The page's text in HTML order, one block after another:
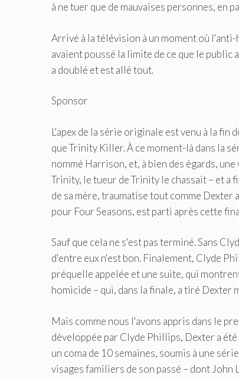
à ne tuer que de mauvaises personnes, en
Arrivé à la télévision à un moment où
avaient poussé la limite de ce que le
a doublé et est allé tout.
Sponsor
L'apex de la série originale est venu à la fin
que Trinity Killer. À ce moment-là dans la
nommé Harrison, et, à bien des égards,
Trinity, le tueur de Trinity le chassait – et a
de sa mère, traumatise tout comme
pour Four Seasons, est parti après cette
Sauf que cela ne s'est pas terminé. Sans
d'entre eux n'est bon. Finalement, Clyde
préquelle appelée et une suite, qui
homicide – qui, dans la finale, a tiré Dexter
Mais comme nous l'avons appris dans le
développée par Clyde Phillips, Dexter a
un coma de 10 semaines, soumis à une
visages familiers de son passé – dont